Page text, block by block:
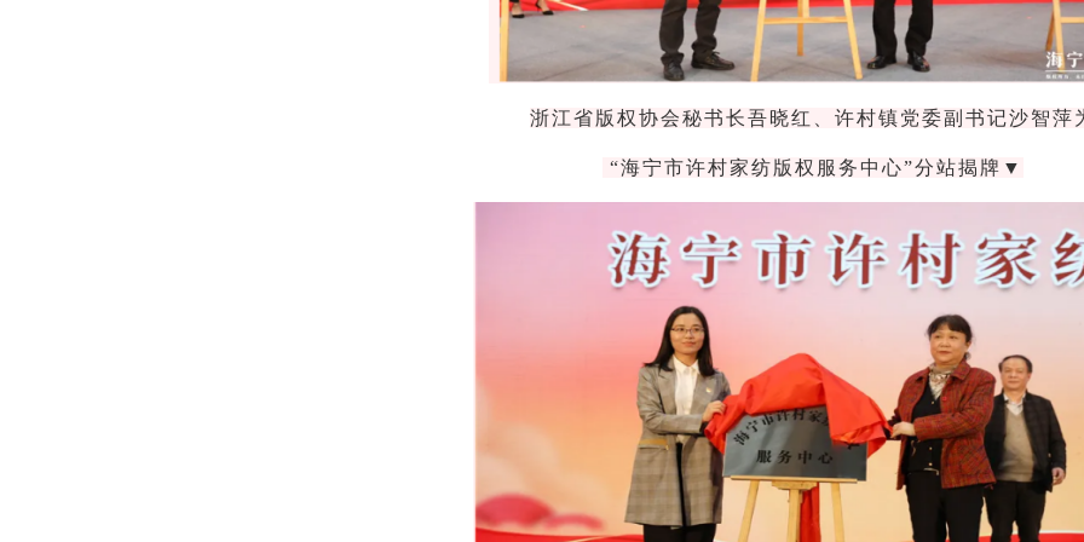
浙江省版权协会秘书长吾晓红、许村镇党委副书记沙智萍
“海宁市许村家纺版权服务中心”分站揭牌▼